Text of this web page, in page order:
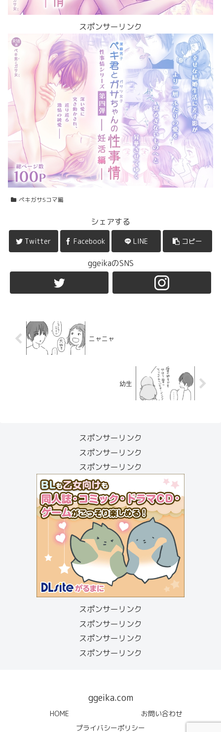
スポンサーリンク
ペキガサ5コマ編
シェアする
Twitter Facebook LINE コピー
ggeikaのSNS
ニャニャ
幼生
スポンサーリンク
スポンサーリンク
スポンサーリンク
スポンサーリンク
スポンサーリンク
スポンサーリンク
スポンサーリンク
ggeika.com
HOME
お問い合わせ
プライバシーポリシー